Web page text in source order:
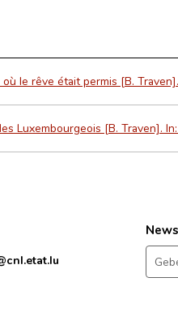
le rêve était permis [B.
Luxembourgeois [B. Traven].